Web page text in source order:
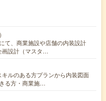
て、商業施設や店舗の内装設計
画設計（マスタ…
キルのある方プランから内装図面
る方・商業施…